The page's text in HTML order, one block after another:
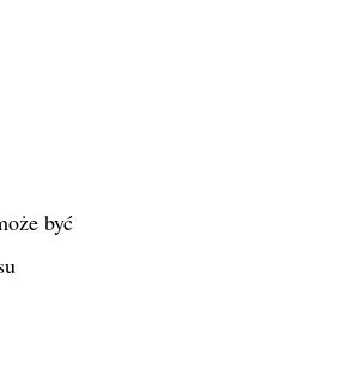
być